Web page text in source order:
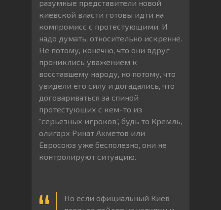
разумные представители новой
киевской власти готовы идти на
компромисс с протестующими. И
надо думать, относительно искренне.
Не потому, конечно, что они вдруг
прониклись уважением к
восставшему народу, но потому, что
увидели его силу и догадались, что
договариваться за спиной
протестующих с кем-то из
“серьезных игроков”, будь то Кремль,
олигарх Ринат Ахметов или
Евросоюз уже бесполезно, они не
контролируют ситуацию.
Но если официальный Киев